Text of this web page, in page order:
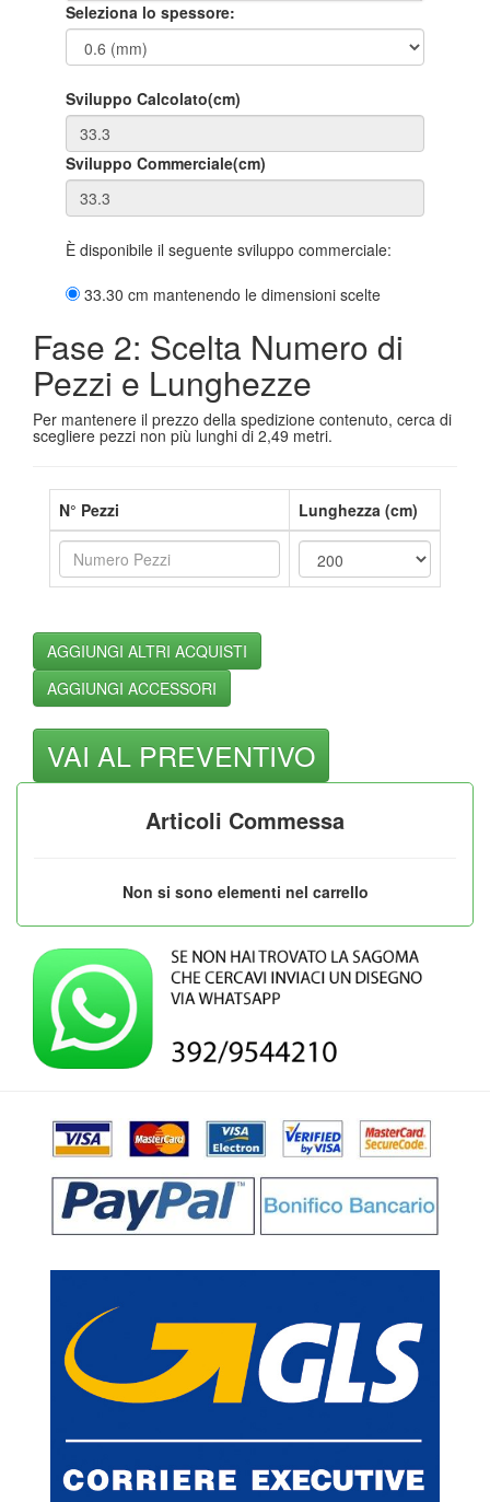
Seleziona lo spessore:
Sviluppo Calcolato(cm)
Sviluppo Commerciale(cm)
È disponibile il seguente sviluppo commerciale:
33.30 cm mantenendo le dimensioni scelte
Fase 2: Scelta Numero di
Pezzi e Lunghezze
Per mantenere il prezzo della spedizione contenuto, cerca di
scegliere pezzi non più lunghi di 2,49 metri.
N° Pezzi Lunghezza (cm)
Articoli Commessa
Non si sono elementi nel carrello